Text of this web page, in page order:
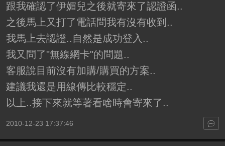
跟我確認了伊媚兒之後就寄來了認證函..
之後馬上又打了電話問我有沒有收到..
我馬上去認證..自然是成功登入..
我又問了"無線網卡"的問題..
客服說目前沒有加購/購買的方案..
建議我還是用線傳比較穩定..
以上..接下來就等著看啥時會寄來了..
2010-12-23 17:37:46